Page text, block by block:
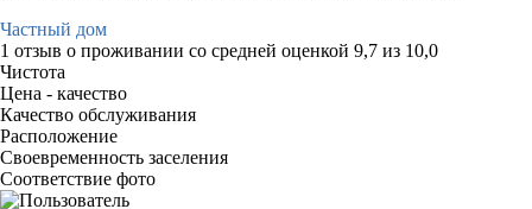
Частный дом
1 отзыв о проживании со средней оценкой 9,7 из 10,0
Чистота
Цена - качество
Качество обслуживания
Расположение
Своевременность заселения
Соответствие фото